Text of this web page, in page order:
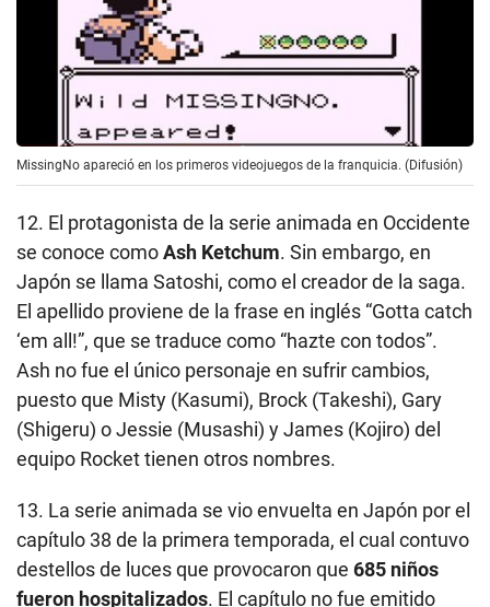
MissingNo apareció en los primeros videojuegos de la franquicia. (Difusión)
12. El protagonista de la serie animada en Occidente
se conoce comoAsh Ketchum. Sin embargo, en
Japón se llama Satoshi, como el creador de la saga.
El apellido proviene de la frase en inglés “Gotta catch
‘em all!”, que se traduce como “hazte con todos”.
Ash no fue el único personaje en sufrir cambios,
puesto que Misty (Kasumi), Brock (Takeshi), Gary
(Shigeru) o Jessie (Musashi) y James (Kojiro) del
equipo Rocket tienen otros nombres.
13. La serie animada se vio envuelta en Japón por el
capítulo 38 de la primera temporada, el cual contuvo
destellos de luces que provocaron que 685 niños
fueron hospitalizados. El capítulo no fue emitido